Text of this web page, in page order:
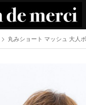
丸みショート マッシュ 大人